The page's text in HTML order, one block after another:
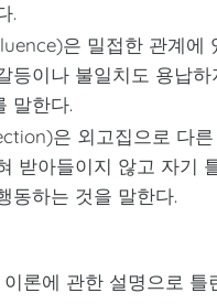
.
은 밀접한 관계에
등이나 불일치도 용납하
말한다.
은 외고집으로 다른
받아들이지 않고 자기
동하는 것을 말한다.
론에 관한 설명으로 틀